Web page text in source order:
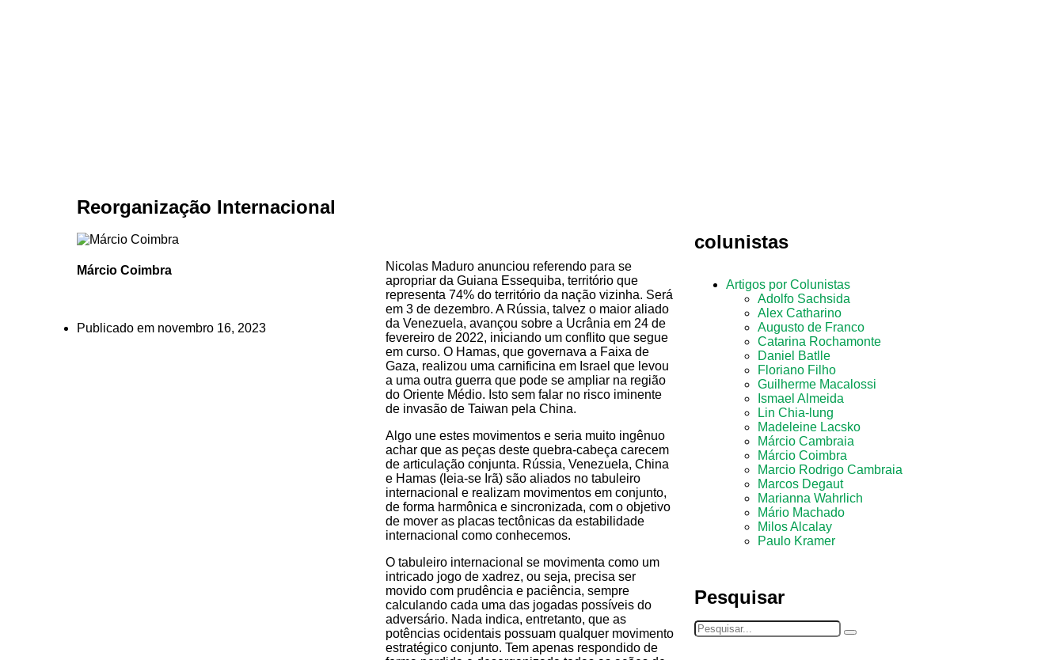
Reorganização Internacional
Márcio Coimbra
Publicado em novembro 16, 2023
Nicolas Maduro anunciou referendo para se
apropriar da Guiana Essequiba, território que
representa 74% do território da nação vizinha. Será
em 3 de dezembro. A Rússia, talvez o maior aliado
da Venezuela, avançou sobre a Ucrânia em 24 de
fevereiro de 2022, iniciando um conflito que segue
em curso. O Hamas, que governava a Faixa de
Gaza, realizou uma carnificina em Israel que levou
a uma outra guerra que pode se ampliar na região
do Oriente Médio. Isto sem falar no risco iminente
de invasão de Taiwan pela China.
Algo une estes movimentos e seria muito ingênuo
achar que as peças deste quebra-cabeça carecem
de articulação conjunta. Rússia, Venezuela, China
e Hamas (leia-se Irã) são aliados no tabuleiro
internacional e realizam movimentos em conjunto,
de forma harmônica e sincronizada, com o objetivo
de mover as placas tectônicas da estabilidade
internacional como conhecemos.
O tabuleiro internacional se movimenta como um
intricado jogo de xadrez, ou seja, precisa ser
movido com prudência e paciência, sempre
calculando cada uma das jogadas possíveis do
adversário. Nada indica, entretanto, que as
potências ocidentais possuam qualquer movimento
estratégico conjunto. Tem apenas respondido de
colunistas
Artigos por Colunistas
Adolfo Sachsida
Alex Catharino
Augusto de Franco
Catarina Rochamonte
Daniel Batlle
Floriano Filho
Guilherme Macalossi
Ismael Almeida
Lin Chia-lung
Madeleine Lacsko
Márcio Cambraia
Márcio Coimbra
Marcio Rodrigo Cambraia
Marcos Degaut
Marianna Wahrlich
Mário Machado
Milos Alcalay
Paulo Kramer
Pesquisar